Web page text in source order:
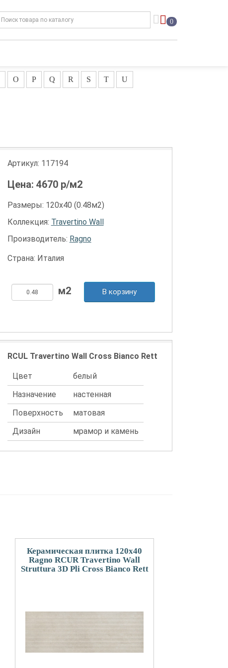
0
O P Q R S T U
Артикул: 117194
Цена: 4670р/м2
Размеры: 120х40 (0.48м2)
Коллекция: Travertino Wall
Производитель: Ragno
Страна: Италия
В корзину
RCUL Travertino Wall Cross Bianco Rett
Цвет
белый
Назначение
настенная
Поверхность
матовая
Дизайн
мрамор и камень
Керамическая плитка 120x40
Ragno RCUR Travertino Wall
Struttura 3D Pli Cross Bianco Rett